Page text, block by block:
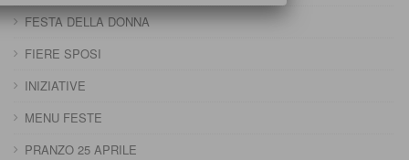
FESTA DELLA DONNA
FIERE SPOSI
INIZIATIVE
MENU FESTE
PRANZO 25 APRILE